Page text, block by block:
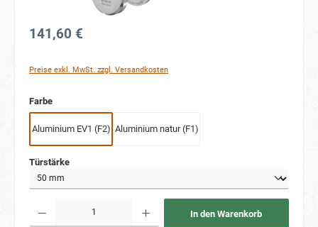
141,60 €
Preise exkl. MwSt. zzgl. Versandkosten
Farbeauswählen
Aluminium EV1 (F2) Aluminium natur (F1)
Türstärkeauswählen
In den Warenkorb